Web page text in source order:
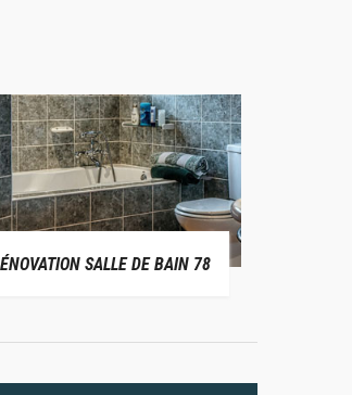
SALLE DE BAIN 78